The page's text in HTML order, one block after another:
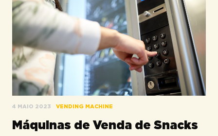
4 MAIO 2023 VENDING MACHINE
Máquinas de Venda de Snacks